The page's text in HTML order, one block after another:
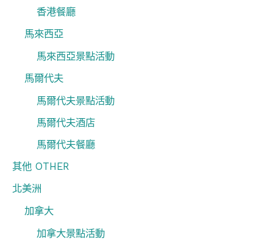
香港餐廳
馬來西亞
馬來西亞景點活動
馬爾代夫
馬爾代夫景點活動
馬爾代夫酒店
馬爾代夫餐廳
其他 OTHER
北美洲
加拿大
加拿大景點活動